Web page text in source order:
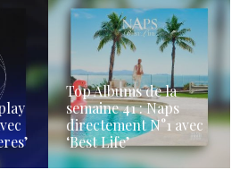
Top Albums de la
semaine 41 : Naps
directement N°1 avec
‘Best Life’